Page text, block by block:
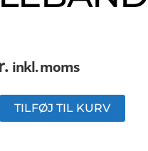
inkl. moms
TILFØJ TIL KURV